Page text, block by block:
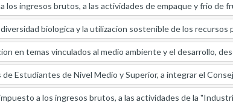
los ingresos brutos, a las actividades de empaque y frio de
biologica y la utilizacion sostenible de los recursos
en temas vinculados al medio ambiente y el desarrollo,
Estudiantes de Nivel Medio y Superior, a integrar el
a los ingresos brutos, a las actividades de la